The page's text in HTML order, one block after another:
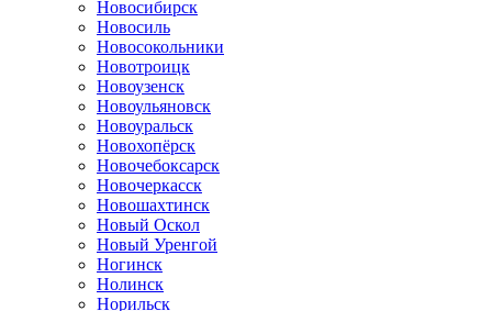
Новосибирск
Новосиль
Новосокольники
Новотроицк
Новоузенск
Новоульяновск
Новоуральск
Новохопёрск
Новочебоксарск
Новочеркасск
Новошахтинск
Новый Оскол
Новый Уренгой
Ногинск
Нолинск
Норильск